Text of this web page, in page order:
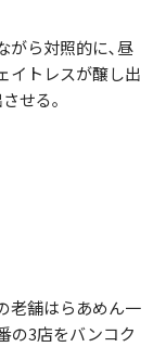
がら対照的に､昼
イトレスが醸し出
せる｡
老舗はらあめん一
の3店をバンコク